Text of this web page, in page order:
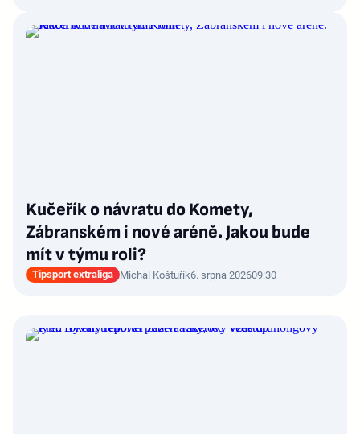
Kučeřík o návratu do Komety,
Zábranském i nové aréně. Jakou bude
mít v týmu roli?
Tipsport extraliga Michal Koštuřík6. srpna 202609:30